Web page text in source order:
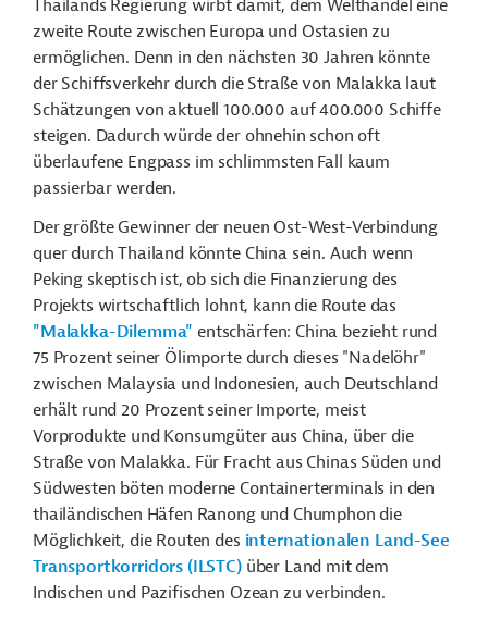
Thailands Regierung wirbt damit, dem Welthandel eine
zweite Route zwischen Europa und Ostasien zu
ermöglichen. Denn in den nächsten 30 Jahren könnte
der Schiffsverkehr durch die Straße von Malakka laut
Schätzungen von aktuell 100.000 auf 400.000 Schiffe
steigen. Dadurch würde der ohnehin schon oft
überlaufene Engpass im schlimmsten Fall kaum
passierbar werden.
Der größte Gewinner der neuen Ost-West-Verbindung
quer durch Thailand könnte China sein. Auch wenn
Peking skeptisch ist, ob sich die Finanzierung des
Projekts wirtschaftlich lohnt, kann die Route das
"Malakka-Dilemma"entschärfen: China bezieht rund
75 Prozent seiner Ölimporte durch dieses "Nadelöhr"
zwischen Malaysia und Indonesien, auch Deutschland
erhält rund 20 Prozent seiner Importe, meist
Vorprodukte und Konsumgüter aus China, über die
Straße von Malakka. Für Fracht aus Chinas Süden und
Südwesten böten moderne Containerterminals in den
thailändischen Häfen Ranong und Chumphon die
Möglichkeit, die Routen des internationalen Land-See
Transportkorridors (ILSTC)über Land mit dem
Indischen und Pazifischen Ozean zu verbinden.